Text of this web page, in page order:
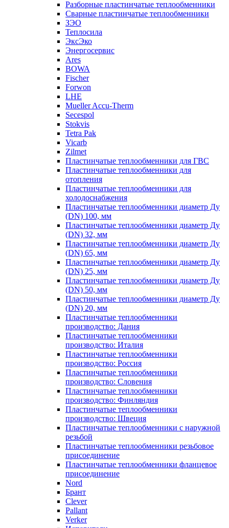
Разборные пластинчатые теплообменники
Сварные пластинчатые теплообменники
ЗЭО
Теплосила
ЭксЭко
Энергосервис
Ares
BOWA
Fischer
Forwon
LHE
Mueller Accu-Therm
Secespol
Stokvis
Tetra Pak
Vicarb
Zilmet
Пластинчатые теплообменники для ГВС
Пластинчатые теплообменники для
отопления
Пластинчатые теплообменники для
холодоснабжения
Пластинчатые теплообменники диаметр Ду
(DN) 100, мм
Пластинчатые теплообменники диаметр Ду
(DN) 32, мм
Пластинчатые теплообменники диаметр Ду
(DN) 65, мм
Пластинчатые теплообменники диаметр Ду
(DN) 25, мм
Пластинчатые теплообменники диаметр Ду
(DN) 50, мм
Пластинчатые теплообменники диаметр Ду
(DN) 20, мм
Пластинчатые теплообменники
производство: Дания
Пластинчатые теплообменники
производство: Италия
Пластинчатые теплообменники
производство: Россия
Пластинчатые теплообменники
производство: Словения
Пластинчатые теплообменники
производство: Финляндия
Пластинчатые теплообменники
производство: Швеция
Пластинчатые теплообменники с наружной
резьбой
Пластинчатые теплообменники резьбовое
присоединение
Пластинчатые теплообменники фланцевое
присоединение
Nord
Брант
Clever
Pallant
Verker